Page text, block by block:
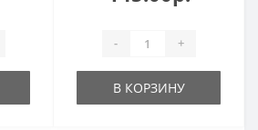
- +
В КОРЗИНУ